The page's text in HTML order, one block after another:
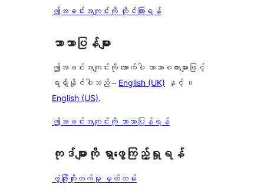
ဤအခင်းအကျင်းကို တိုင်ကြားရန်
ဘာသာပြန်များ
ဤအခင်းအကျင်းကို အောက်ပါ ဘာသာစကားများဖြင့်
ရရှိနိုင်ပါသည် – English (UK) နှင့် ။
English (US).
ဤအခင်းအကျင်းကို ဘာသာပြန်ရန်
ကုဒ်များကို ရှာဖွေကြည့်ရှုရန်
ဖွံ့ဖြိုးတိုးတက်မှု မှတ်တမ်း